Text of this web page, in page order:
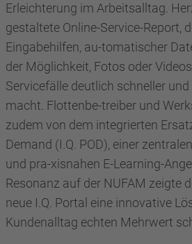
Erleichterung im Arbeitsalltag.
gestaltete Online-Service-Report,
Eingabehilfen, au-tomatischer
der Möglichkeit, Fotos oder
Servicefälle deutlich schneller
macht. Flottenbe-treiber und
zudem von dem integrierten
Demand (I.Q. POD), einer
und pra-xisnahen E-Learning-
Resonanz auf der NUFAM zeigte
neue I.Q. Portal eine innovative
Kundenalltag echten Mehrwert